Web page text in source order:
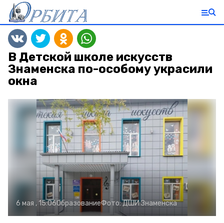
В Детской школе искусств
Знаменска по-особому украсили
окна
6 мая , 15:06ОбразованиеФото:ДШИ Знаменска